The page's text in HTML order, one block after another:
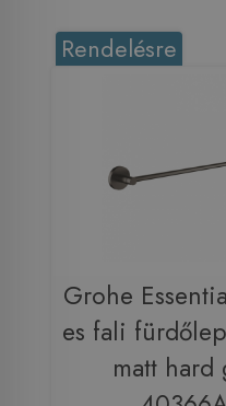
Rendelésre
Grohe
es fali
matt hard